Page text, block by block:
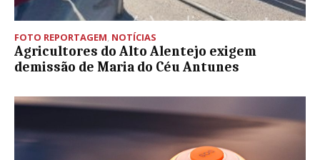
FOTO REPORTAGEM, NOTÍCIAS
Agricultores do Alto Alentejo exigem
demissão de Maria do Céu Antunes